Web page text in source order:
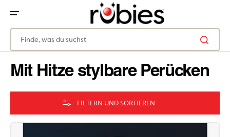
INHALT
SPRINGEN
Finde, was du suchst
Mit Hitze stylbare Perücken
FILTERN UND SORTIEREN